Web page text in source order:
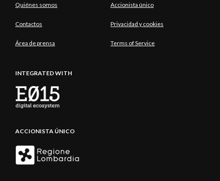
Quiénes somos Accionista único
Contactos Privacidad y cookies
Área de prensa Terms of Service
INTEGRATED WITH
ACCIONISTA ÚNICO